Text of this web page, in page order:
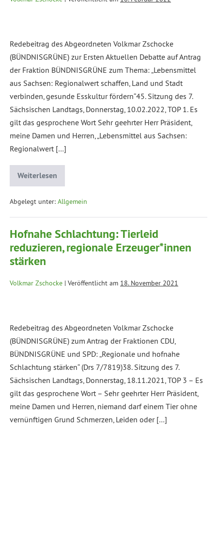
Redebeitrag des Abgeordneten Volkmar Zschocke
(BÜNDNISGRÜNE) zur Ersten Aktuellen Debatte auf Antrag
der Fraktion BÜNDNISGRÜNE zum Thema: „Lebensmittel
aus Sachsen: Regionalwert schaffen, Land und Stadt
verbinden, gesunde Esskultur fördern“45. Sitzung des 7.
Sächsischen Landtags, Donnerstag, 10.02.2022, TOP 1. Es
gilt das gesprochene Wort Sehr geehrter Herr Präsident,
meine Damen und Herren, „Lebensmittel aus Sachsen:
Regionalwert […]
Weiterlesen
Abgelegt unter: Allgemein
Hofnahe Schlachtung: Tierleid
reduzieren, regionale Erzeuger*innen
stärken
Volkmar Zschocke | Veröffentlicht am 18. November 2021
Redebeitrag des Abgeordneten Volkmar Zschocke
(BÜNDNISGRÜNE) zum Antrag der Fraktionen CDU,
BÜNDNISGRÜNE und SPD: „Regionale und hofnahe
Schlachtung stärken“ (Drs 7/7819)38. Sitzung des 7.
Sächsischen Landtags, Donnerstag, 18.11.2021, TOP 3 – Es
gilt das gesprochene Wort – Sehr geehrter Herr Präsident,
meine Damen und Herren, niemand darf einem Tier ohne
vernünftigen Grund Schmerzen, Leiden oder […]